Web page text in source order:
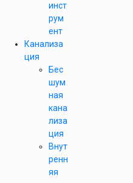
инст
рум
ент
Канализа
ция
Бес
шум
ная
кана
лиза
ция
Внут
ренн
яя